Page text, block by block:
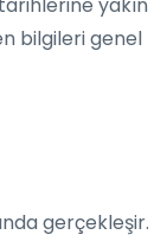
yakın
bilgileri genel
gerçekleşir.